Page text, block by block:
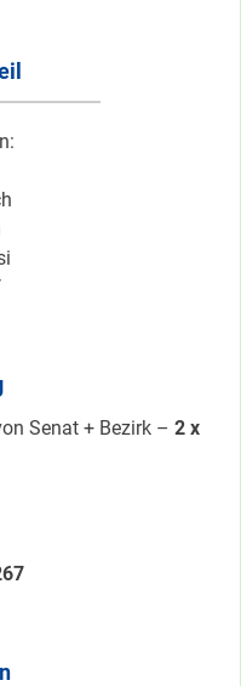
Senat + Bezirk – 2 x